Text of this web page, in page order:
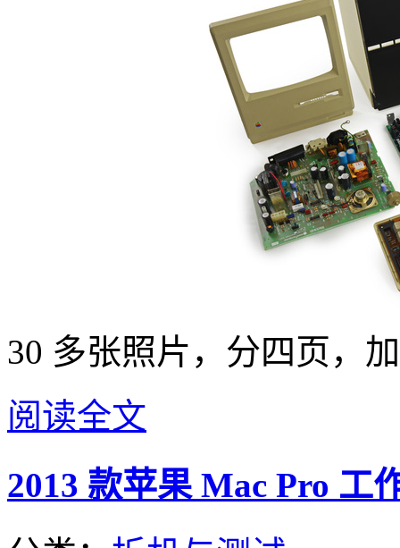
30 多张照片，分四页，
阅读全文
2013 款苹果 Mac Pro 工